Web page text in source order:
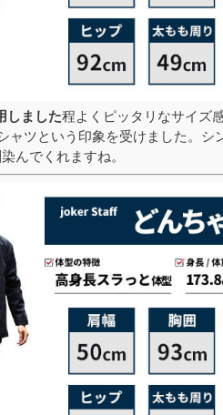
しました程よくピッタリなサイズ
ャツという印象を受けました。シ
んでくれますね。